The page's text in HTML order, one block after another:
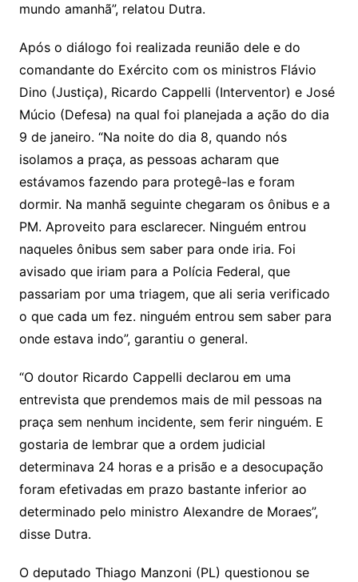
mundo amanhã”, relatou Dutra.
Após o diálogo foi realizada reunião dele e do
comandante do Exército com os ministros Flávio
Dino (Justiça), Ricardo Cappelli (Interventor) e José
Múcio (Defesa) na qual foi planejada a ação do dia
9 de janeiro. “Na noite do dia 8, quando nós
isolamos a praça, as pessoas acharam que
estávamos fazendo para protegê-las e foram
dormir. Na manhã seguinte chegaram os ônibus e a
PM. Aproveito para esclarecer. Ninguém entrou
naqueles ônibus sem saber para onde iria. Foi
avisado que iriam para a Polícia Federal, que
passariam por uma triagem, que ali seria verificado
o que cada um fez. ninguém entrou sem saber para
onde estava indo”, garantiu o general.
“O doutor Ricardo Cappelli declarou em uma
entrevista que prendemos mais de mil pessoas na
praça sem nenhum incidente, sem ferir ninguém. E
gostaria de lembrar que a ordem judicial
determinava 24 horas e a prisão e a desocupação
foram efetivadas em prazo bastante inferior ao
determinado pelo ministro Alexandre de Moraes”,
disse Dutra.
O deputado Thiago Manzoni (PL) questionou se